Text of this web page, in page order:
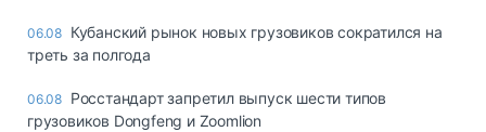
06.08 Кубанский рынок новых грузовиков сократился на
треть за полгода
06.08 Росстандарт запретил выпуск шести типов
грузовиков Dongfeng и Zoomlion